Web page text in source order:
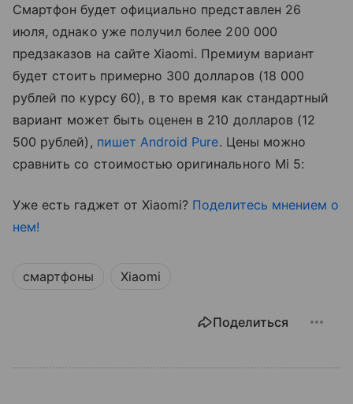
Смартфон будет официально представлен 26
июля, однако уже получил более 200 000
предзаказов на сайте Xiaomi. Премиум вариант
будет стоить примерно 300 долларов (18 000
рублей по курсу 60), в то время как стандартный
вариант может быть оценен в 210 долларов (12
500 рублей), пишет Android Pure. Цены можно
сравнить со стоимостью оригинального Mi 5:
Уже есть гаджет от Xiaomi? Поделитесь мнением о
нем!
смартфоны Xiaomi
Поделиться